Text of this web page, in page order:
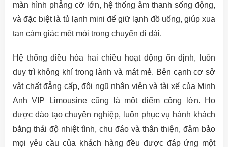
màn hình phẳng cỡ lớn, hệ thống âm thanh sống động,
và đặc biệt là tủ lạnh mini để giữ lạnh đồ uống, giúp xua
tan cảm giác mệt mỏi trong chuyến đi dài.
Hệ thống điều hòa hai chiều hoạt động ổn định, luôn
duy trì không khí trong lành và mát mẻ. Bên cạnh cơ sở
vật chất đẳng cấp, đội ngũ nhân viên và tài xế của Minh
Anh VIP Limousine cũng là một điểm cộng lớn. Họ
được đào tạo chuyên nghiệp, luôn phục vụ hành khách
bằng thái độ nhiệt tình, chu đáo và thân thiện, đảm bảo
mọi yêu cầu của khách hàng đều được đáp ứng một